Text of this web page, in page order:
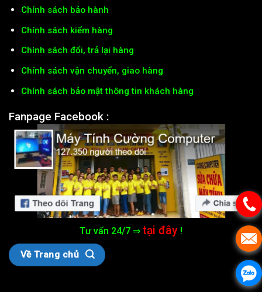
Chính sách bảo hành
Chính sách kiểm hàng
Chính sách đổi, trả lại hàng
Chính sách vận chuyển, giao hàng
Chính sách bảo mật thông tin khách hàng
Fanpage Facebook :
Tư vấn 24/7 ⇒ tại đây !
Về Trang chủ